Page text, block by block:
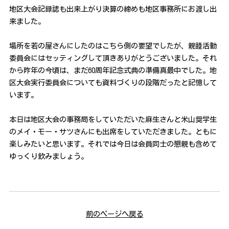
地区大会記録誌も出来上がり決算の締めも地区事務所にお渡し出
来ました。
場所を若の屋さんにしたのはこちら側の要望でしたが、親睦活動
委員会にはセッティングして頂きありがとうございました。それ
から昨年の今頃は、まだ60周年記念式典の準備真最中でした。地
区大会実行委員会についても資料づくりの段階だったと記憶して
います。
本日は地区大会の事務局をしていただいた麻生さんと米山奨学生
のメイ・モー・サツさんにも出席をしていただきました。ともに
楽しみたいと思います。それでは今日は会員同士の懇親も含めて
ゆっくり飲みましょう。
前のページへ戻る